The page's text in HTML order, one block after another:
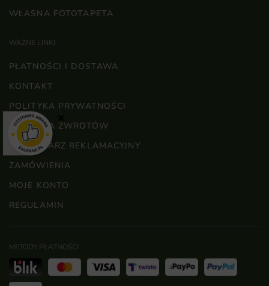
WŁASNA FOTOTAPETA
WAŻNE LINKI
PŁATNOŚCI I DOSTAWA
KONTAKT
POLITYKA PRYWATNOŚCI
POLITYKA ZWROTÓW
FORMULARZ REKLAMACYJNY
ZAMÓWIENIA
MOJE KONTO
REGULAMIN
METODY PŁATNOŚCI